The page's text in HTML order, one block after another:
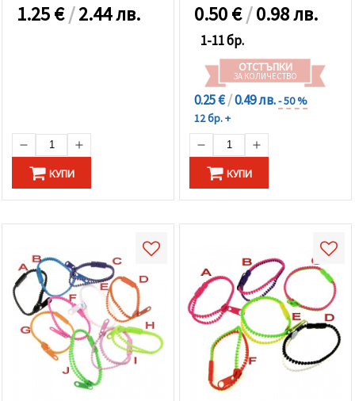
1.25€/2.44 лв.
КУПИ
0.50€/0.98 лв.
1-11 бр.
ОТСТЪПКИ
ЗА КОЛИЧЕСТВО
0.25 €/0.49 лв.- 50 %
12 бр. +
КУПИ